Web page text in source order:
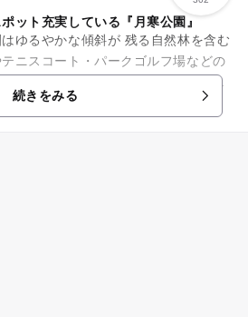
ット充実している『月寒公園』
ゆるやかな傾斜が 残る自然林を含む
ニスコート・パークゴルフ場などの
り、子供から大人まで楽しめる総合
続きをみる